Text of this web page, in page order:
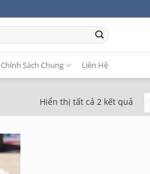
Chính Sách Chung Liên Hệ
Hiển thị tất cả 2 kết quả